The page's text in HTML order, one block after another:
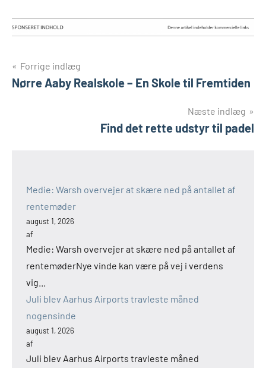
Indlægsnavigation
Forrige indlæg
Nørre Aaby Realskole – En Skole til Fremtiden
Næste indlæg
Find det rette udstyr til padel
Medie: Warsh overvejer at skære ned på antallet af
rentemøder
august 1, 2026
af
Medie: Warsh overvejer at skære ned på antallet af
rentemøderNye vinde kan være på vej i verdens
vig...
Juli blev Aarhus Airports travleste måned
nogensinde
august 1, 2026
af
Juli blev Aarhus Airports travleste måned